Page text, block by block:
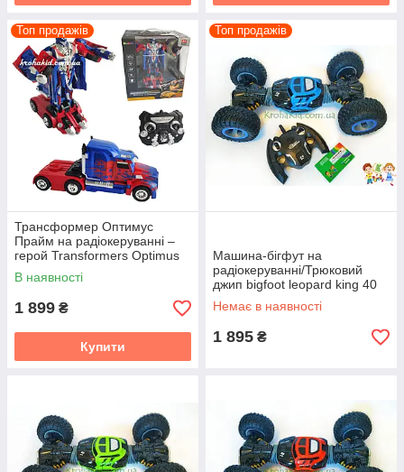
Топ продажів
Трансформер Оптимус
Прайм на радіокеруванні –
герой Transformers Optimus
Prime з функцією
перетворення
В наявності
1 899 ₴
Купити
Топ продажів
Машина-бігфут на
радіокеруванні/Трюковий
джип bigfoot leopard king 40
см.ОРІГИНАЛ UD2170
(Синій)
Немає в наявності
1 895 ₴